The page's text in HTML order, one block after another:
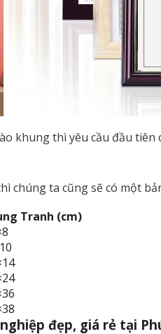
khung thì yêu cầu đầu
ta cũng sẽ có một
Tranh (cm)
đẹp, giá rẻ tại